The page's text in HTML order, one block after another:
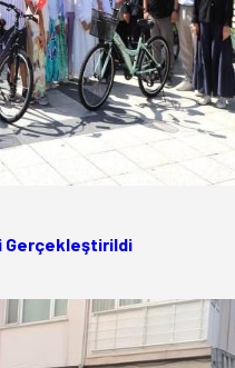
Gerçekleştirildi